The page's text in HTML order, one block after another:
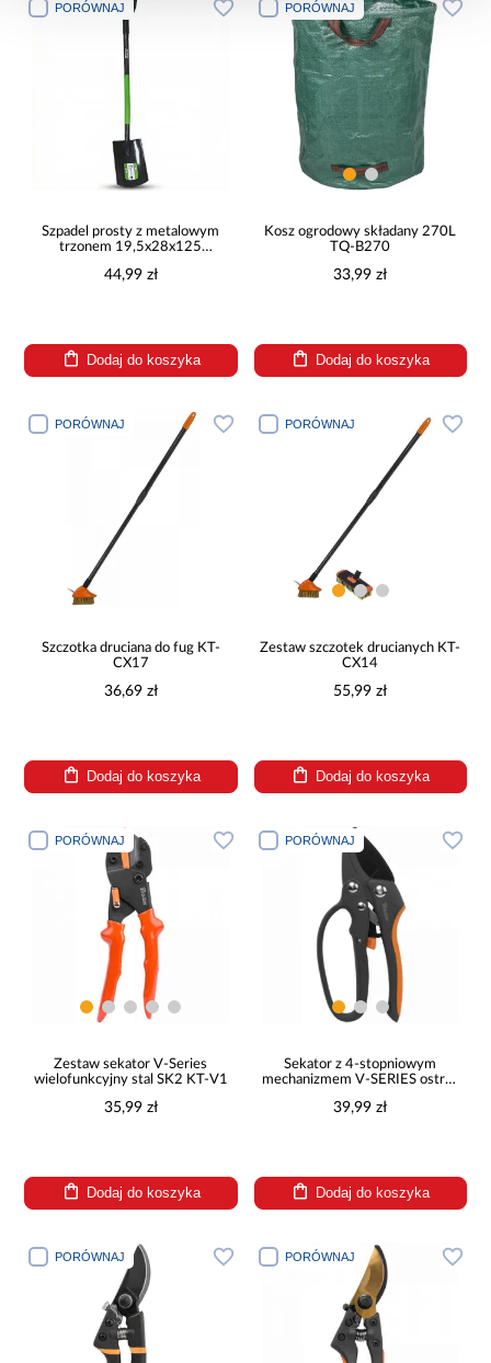
PORÓWNAJ
Szpadel prosty z metalowym
trzonem 19,5x28x125
44,99 zł
Dodaj do koszyka
PORÓWNAJ
Kosz ogrodowy składany 270L
TQ-B270
33,99 zł
Dodaj do koszyka
PORÓWNAJ
Szczotka druciana do fug KT-
CX17
36,69 zł
Dodaj do koszyka
PORÓWNAJ
Zestaw szczotek drucianych KT-
CX14
55,99 zł
Dodaj do koszyka
PORÓWNAJ
Zestaw sekator V-Series
wielofunkcyjny stal SK2 KT-V1
35,99 zł
Dodaj do koszyka
PORÓWNAJ
Sekator z 4-stopniowym
mechanizmem V-SERIES ostrze
39,99 zł
Dodaj do koszyka
PORÓWNAJ PORÓWNAJ